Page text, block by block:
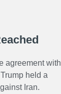
agreement with
held a
Iran.